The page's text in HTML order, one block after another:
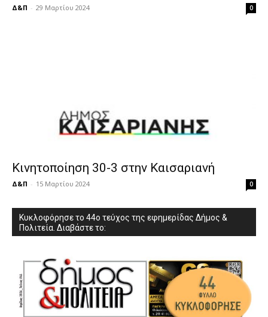
Δ&Π - 29 Μαρτίου 2024 0
Κινητοποίηση 30-3 στην Καισαριανή
Δ&Π - 15 Μαρτίου 2024 0
Κυκλοφόρησε το 44ο τεύχος της εφημερίδας Δήμος &
Πολιτεία. Διαβάστε το: